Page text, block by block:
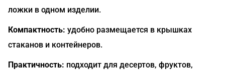
ложки в одном изделии.
Компактность: удобно размещается в крышках
стаканов и контейнеров.
Практичность: подходит для десертов, фруктов,